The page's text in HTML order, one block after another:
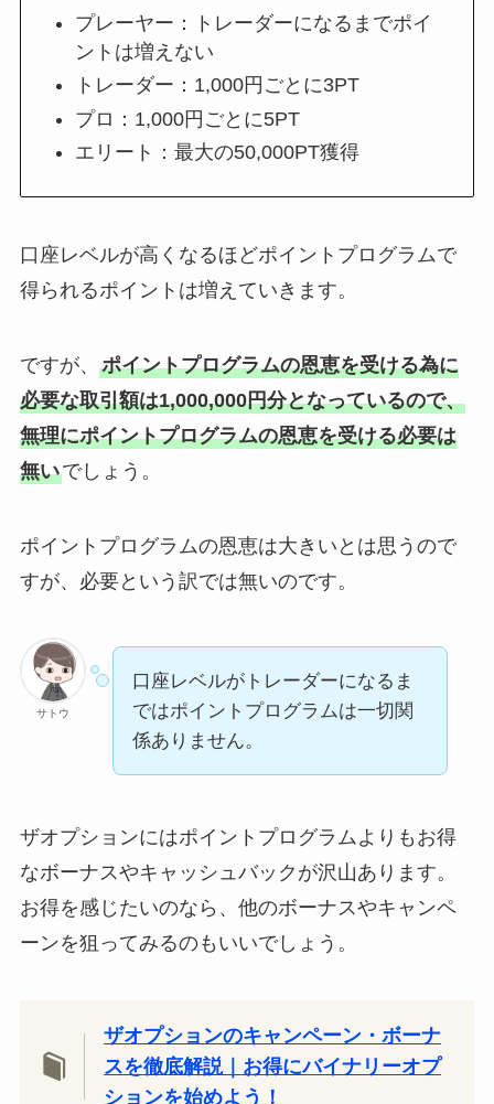
プレーヤー：トレーダーになるまでポイ
ントは増えない
トレーダー：1,000円ごとに3PT
プロ：1,000円ごとに5PT
エリート：最大の50,000PT獲得
口座レベルが高くなるほどポイントプログラムで
得られるポイントは増えていきます。
ですが、 ポイントプログラムの恩恵を受ける為に
必要な取引額は1,000,000円分となっているので、
無理にポイントプログラムの恩恵を受ける必要は
無いでしょう。
ポイントプログラムの恩恵は大きいとは思うので
すが、必要という訳では無いのです。
サトウ
口座レベルがトレーダーになるま
ではポイントプログラムは一切関
係ありません。
ザオプションにはポイントプログラムよりもお得
なボーナスやキャッシュバックが沢山あります。
お得を感じたいのなら、他のボーナスやキャンペ
ーンを狙ってみるのもいいでしょう。
ザオプションのキャンペーン・ボーナ
スを徹底解説｜お得にバイナリーオプ
ションを始めよう！